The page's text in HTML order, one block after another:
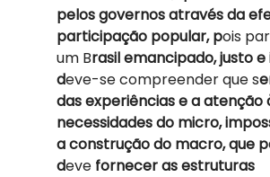
pelos governos através da
participação popular, pois
um Brasil emancipado, justo e
deve-se compreender que s
das experiências e a atenção
necessidades do micro,
a construção do macro, que
deve fornecer as estruturas